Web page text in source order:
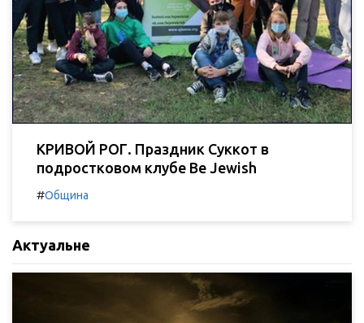
КРИВОЙ РОГ. Праздник Суккот в
подростковом клубе Be Jewish
#Община
Актуальне